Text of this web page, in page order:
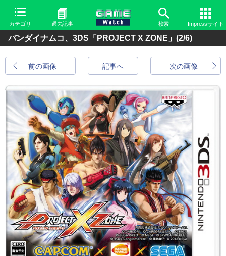
カテゴリ 過去記事 検索 Impressサイト
バンダイナムコ、3DS「PROJECT X ZONE」 (2/6)
前の画像 次の画像
記事へ